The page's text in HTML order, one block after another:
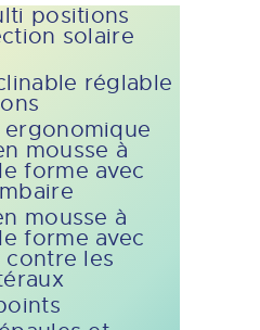
positions
solaire
réglable
ergonomique
mousse à
forme avec
mousse à
forme avec
les